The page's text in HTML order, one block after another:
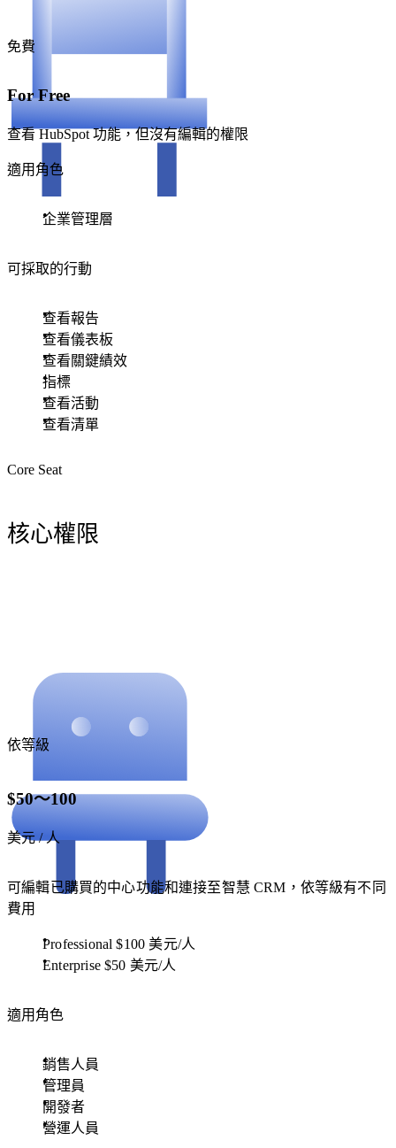
免費
For Free
查看 HubSpot 功能，但沒有編輯的權限
適用角色
企業管理層
可採取的行動
查看報告
查看儀表板
查看關鍵績效
指標
查看活動
查看清單
Core Seat
核心權限
依等級
$50～100
美元 / 人
可編輯已購買的中心功能和連接至智慧 CRM，依等級有不同
費用
Professional $100 美元/人
Enterprise $50 美元/人
適用角色
銷售人員
管理員
開發者
營運人員